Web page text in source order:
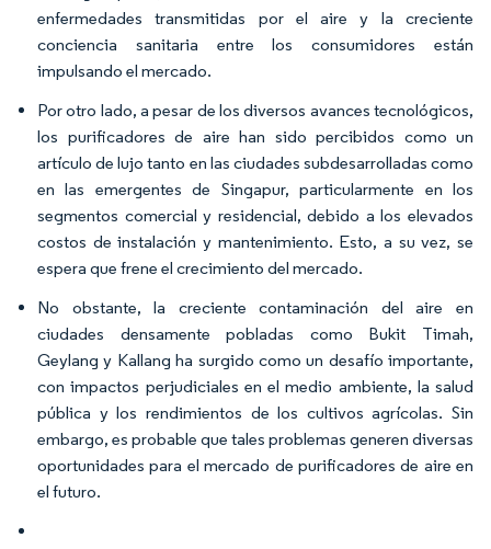
enfermedades transmitidas por el aire y la creciente
conciencia sanitaria entre los consumidores están
impulsando el mercado.
Por otro lado, a pesar de los diversos avances tecnológicos,
los purificadores de aire han sido percibidos como un
artículo de lujo tanto en las ciudades subdesarrolladas como
en las emergentes de Singapur, particularmente en los
segmentos comercial y residencial, debido a los elevados
costos de instalación y mantenimiento. Esto, a su vez, se
espera que frene el crecimiento del mercado.
No obstante, la creciente contaminación del aire en
ciudades densamente pobladas como Bukit Timah,
Geylang y Kallang ha surgido como un desafío importante,
con impactos perjudiciales en el medio ambiente, la salud
pública y los rendimientos de los cultivos agrícolas. Sin
embargo, es probable que tales problemas generen diversas
oportunidades para el mercado de purificadores de aire en
el futuro.